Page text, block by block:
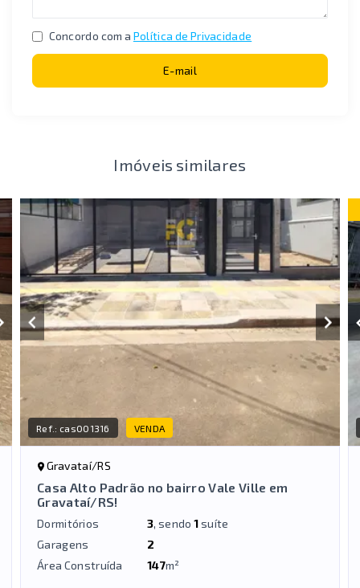
Concordo com a Política de Privacidade
E-mail
Imóveis similares
Ref.: cas001316 VENDA
Gravataí/RS
Casa Alto Padrão no bairro Vale Ville em
Gravataí/RS!
Dormitórios 3, sendo1suíte
Garagens
2
Área Construída
147m²